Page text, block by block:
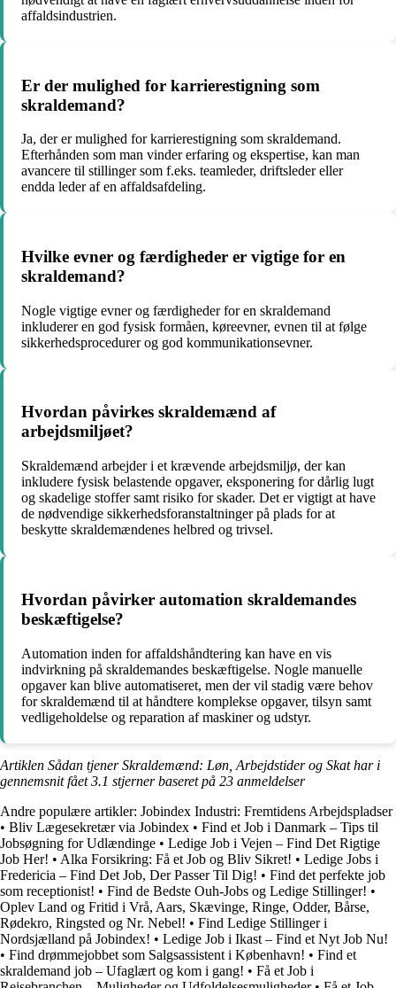
affaldsindustrien.
Er der mulighed for karrierestigning som
skraldemand?
Ja, der er mulighed for karrierestigning som skraldemand.
Efterhånden som man vinder erfaring og ekspertise, kan man
avancere til stillinger som f.eks. teamleder, driftsleder eller
endda leder af en affaldsafdeling.
Hvilke evner og færdigheder er vigtige for en
skraldemand?
Nogle vigtige evner og færdigheder for en skraldemand
inkluderer en god fysisk formåen, køreevner, evnen til at følge
sikkerhedsprocedurer og god kommunikationsevner.
Hvordan påvirkes skraldemænd af
arbejdsmiljøet?
Skraldemænd arbejder i et krævende arbejdsmiljø, der kan
inkludere fysisk belastende opgaver, eksponering for dårlig lugt
og skadelige stoffer samt risiko for skader. Det er vigtigt at have
de nødvendige sikkerhedsforanstaltninger på plads for at
beskytte skraldemændenes helbred og trivsel.
Hvordan påvirker automation skraldemandes
beskæftigelse?
Automation inden for affaldshåndtering kan have en vis
indvirkning på skraldemandes beskæftigelse. Nogle manuelle
opgaver kan blive automatiseret, men der vil stadig være behov
for skraldemænd til at håndtere komplekse opgaver, tilsyn samt
vedligeholdelse og reparation af maskiner og udstyr.
Artiklen Sådan tjener Skraldemænd: Løn, Arbejdstider og Skat har i
gennemsnit fået3.1 stjerner baseret på 23 anmeldelser
Andre populære artikler: Jobindex Industri: Fremtidens Arbejdspladser
• Bliv Lægesekretær via Jobindex • Find et Job i Danmark – Tips til
Jobsøgning for Udlændinge • Ledige Job i Vejen – Find Det Rigtige
Job Her! • Alka Forsikring: Få et Job og Bliv Sikret! • Ledige Jobs i
Fredericia – Find Det Job, Der Passer Til Dig! • Find det perfekte job
som receptionist! • Find de Bedste Ouh-Jobs og Ledige Stillinger! •
Oplev Land og Fritid i Vrå, Aars, Skævinge, Ringe, Odder, Bårse,
Rødekro, Ringsted og Nr. Nebel! • Find Ledige Stillinger i
Nordsjælland på Jobindex! • Ledige Job i Ikast – Find et Nyt Job Nu!
• Find drømmejobbet som Salgsassistent i København! • Find et
skraldemand job – Ufaglært og kom i gang! • Få et Job i